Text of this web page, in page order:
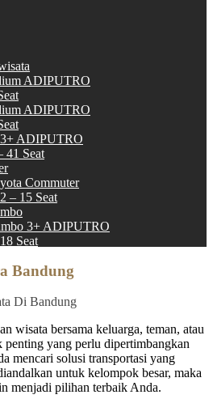
ADIPUTRO
ADIPUTRO
ADIPUTRO
41 Seat
Commuter
– 15 Seat
3+ ADIPUTRO
Seat
Bandung
wisata bersama keluarga, teman, atau
penting yang perlu dipertimbangkan
mencari solusi transportasi yang
untuk kelompok besar, maka
menjadi pilihan terbaik Anda.